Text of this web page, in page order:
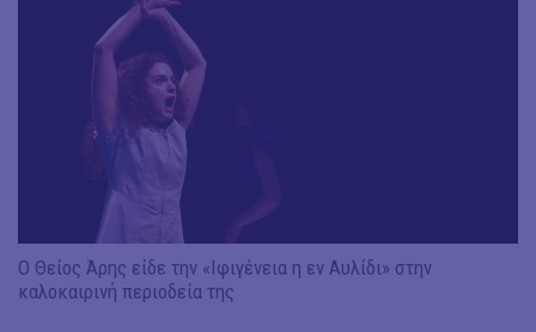
Ο Θείος Άρης είδε την «Ιφιγένεια η εν Αυλίδι» στην
καλοκαιρινή περιοδεία της